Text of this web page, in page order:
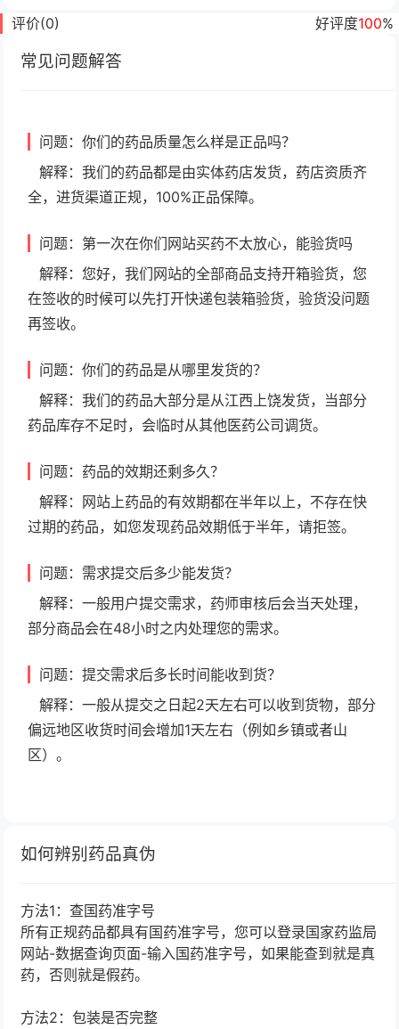
评价(0) 好评度100%
常见问题解答
问题：你们的药品质量怎么样是正品吗？
解释：我们的药品都是由实体药店发货，药店资质齐
全，进货渠道正规，100%正品保障。
问题：第一次在你们网站买药不太放心，能验货吗
解释：您好，我们网站的全部商品支持开箱验货，您
在签收的时候可以先打开快递包装箱验货，验货没问题
再签收。
问题：你们的药品是从哪里发货的？
解释：我们的药品大部分是从江西上饶发货，当部分
药品库存不足时，会临时从其他医药公司调货。
问题：药品的效期还剩多久？
解释：网站上药品的有效期都在半年以上，不存在快
过期的药品，如您发现药品效期低于半年，请拒签。
问题：需求提交后多少能发货？
解释：一般用户提交需求，药师审核后会当天处理，
部分商品会在48小时之内处理您的需求。
问题：提交需求后多长时间能收到货？
解释：一般从提交之日起2天左右可以收到货物，部分
偏远地区收货时间会增加1天左右（例如乡镇或者山
区）。
如何辨别药品真伪
方法1：查国药准字号
所有正规药品都具有国药准字号，您可以登录国家药监局
网站-数据查询页面-输入国药准字号，如果能查到就是真
药，否则就是假药。
方法2：包装是否完整